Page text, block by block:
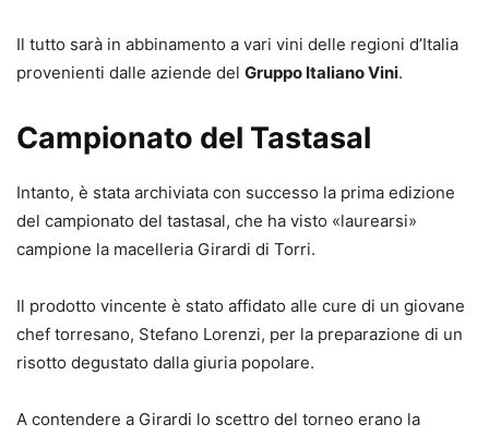
Il tutto sarà in abbinamento a vari vini delle regioni d’Italia
provenienti dalle aziende del Gruppo Italiano Vini.
Campionato del Tastasal
Intanto, è stata archiviata con successo la prima edizione
del campionato del tastasal, che ha visto «laurearsi»
campione la macelleria Girardi di Torri.
Il prodotto vincente è stato affidato alle cure di un giovane
chef torresano, Stefano Lorenzi, per la preparazione di un
risotto degustato dalla giuria popolare.
A contendere a Girardi lo scettro del torneo erano la